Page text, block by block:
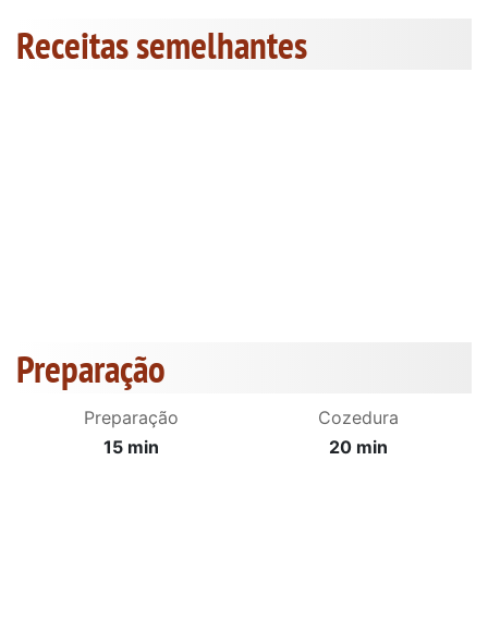
Receitas semelhantes
Preparação
Preparação
15 min
Cozedura
20 min